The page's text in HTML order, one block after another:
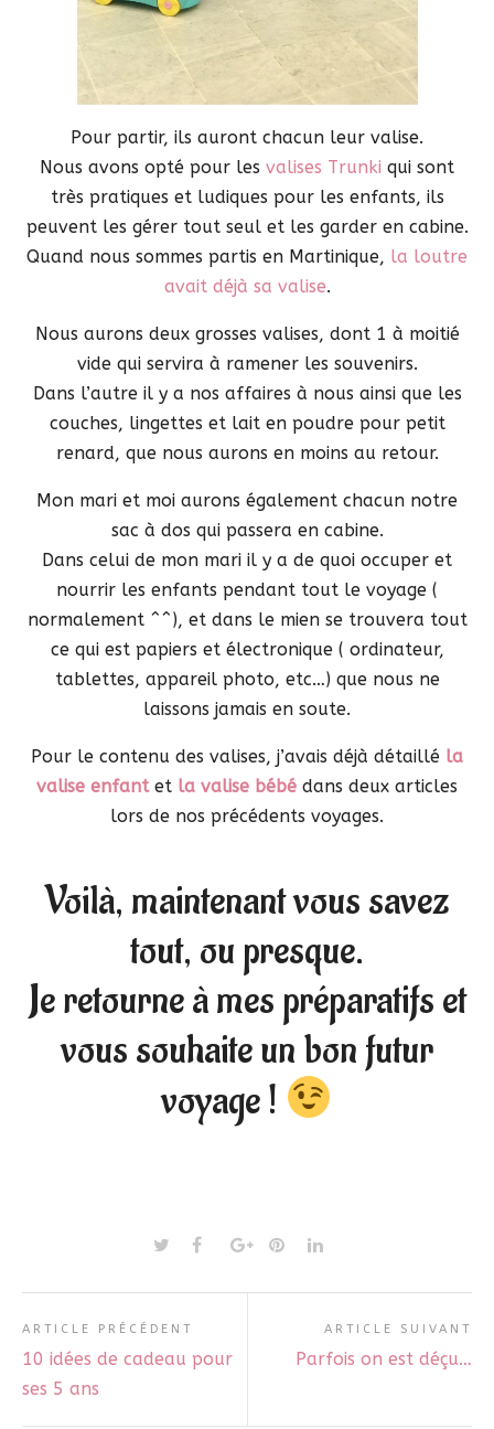
Pour partir, ils auront chacun leur valise.
Nous avons opté pour les valises Trunki qui sont
très pratiques et ludiques pour les enfants, ils
peuvent les gérer tout seul et les garder en cabine.
Quand nous sommes partis en Martinique, la loutre
avait déjà sa valise.
Nous aurons deux grosses valises, dont 1 à moitié
vide qui servira à ramener les souvenirs.
Dans l’autre il y a nos affaires à nous ainsi que les
couches, lingettes et lait en poudre pour petit
renard, que nous aurons en moins au retour.
Mon mari et moi aurons également chacun notre
sac à dos qui passera en cabine.
Dans celui de mon mari il y a de quoi occuper et
nourrir les enfants pendant tout le voyage (
normalement ^^), et dans le mien se trouvera tout
ce qui est papiers et électronique ( ordinateur,
tablettes, appareil photo, etc…) que nous ne
laissons jamais en soute.
Pour le contenu des valises, j’avais déjà détaillé la
valise enfantet la valise bébé dans deux articles
lors de nos précédents voyages.
Voilà, maintenant vous savez
tout, ou presque.
Je retourne à mes préparatifs et
vous souhaite un bon futur
voyage !
ARTICLE PRÉCÉDENT
10 idées de cadeau pour
ses 5 ans
ARTICLE SUIVANT
Parfois on est déçu…